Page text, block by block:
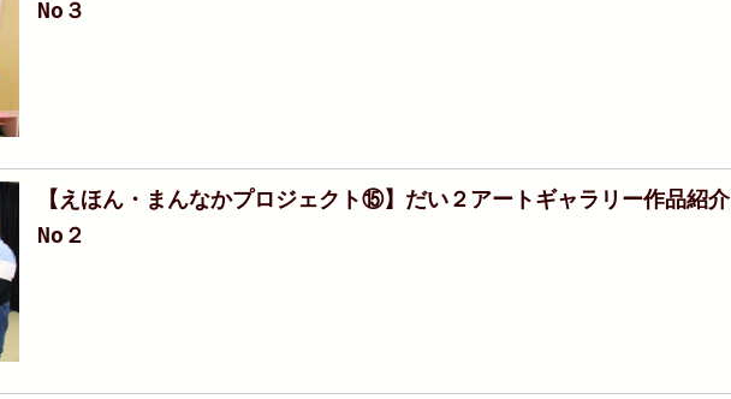
No３
【えほん・まんなかプロジェクト⑮】だい２アートギャラリー作品紹介
No２